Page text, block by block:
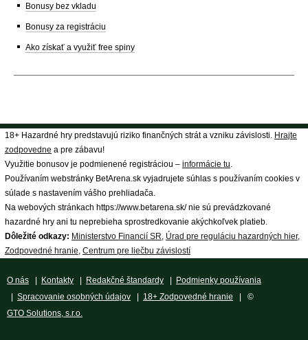
Bonusy bez vkladu
Bonusy za registráciu
Ako získať a využiť free spiny
18+ Hazardné hry predstavujú riziko finančných strát a vzniku závislosti. Hrajte
zodpovedne a pre zábavu!
Využitie bonusov je podmienené registráciou – informácie tu
Používaním webstránky BetArena.sk vyjadrujete súhlas s používaním cookies v
súlade s nastavením vášho prehliadača.
Na webových stránkach https://www.betarena.sk/ nie sú prevádzkované
hazardné hry ani tu neprebieha sprostredkovanie akýchkoľvek platieb.
Dôležité odkazy: Ministerstvo Financií SR Úrad pre reguláciu hazardných hier,
Zodpovedné hranie Centrum pre liečbu závislostí
O nás | Kontakty | Redakčné štandardy | Podmienky používania
| Spracovanie osobných údajov | 18+ Zodpovedné hranie
| ©
GTO Solutions, s.r.o.